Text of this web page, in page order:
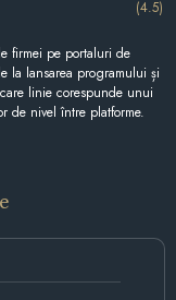
(4.5)
firmei pe portaluri de
la lansarea programului și
linie corespunde unui
de nivel între platforme.